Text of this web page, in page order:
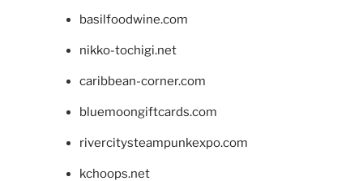
basilfoodwine.com
nikko-tochigi.net
caribbean-corner.com
bluemoongiftcards.com
rivercitysteampunkexpo.com
kchoops.net